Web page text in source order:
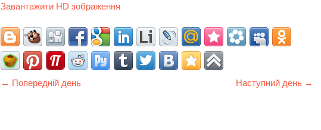
Завантажити HD зображення
← Попередній день Наступний день →